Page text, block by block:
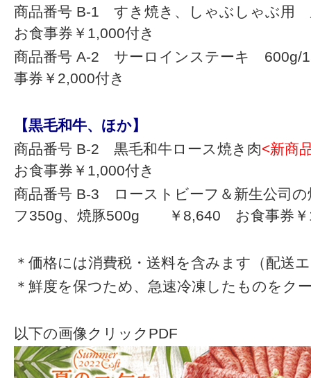
商品番号 B-1 すき焼き、しゃぶしゃぶ
お食事券￥1,000付き
商品番号 A-2 サーロインステーキ
事券￥2,000付き
【黒毛和牛、ほか】
商品番号 B-2 黒毛和牛ロース焼き肉<新商
お食事券￥1,000付き
商品番号 B-3 ローストビーフ＆新生公司
フ350g、焼豚500g ￥8,640 お食事券￥
＊価格には消費税・送料を含みます（配送
＊鮮度を保つため、急速冷凍したものをク
以下の画像クリックPDF